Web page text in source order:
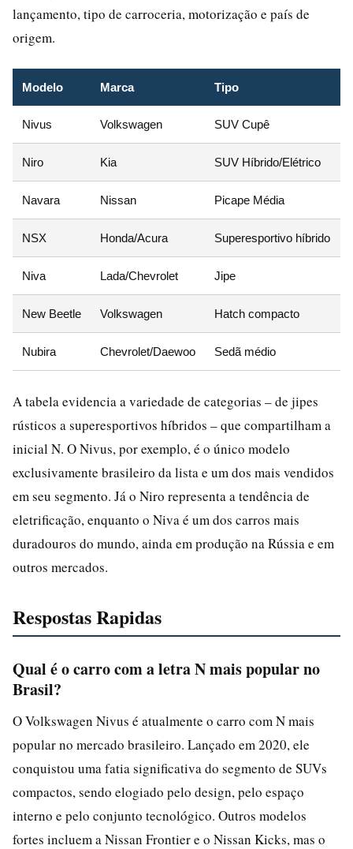
lançamento, tipo de carroceria, motorização e país de
origem.
Modelo Marca Tipo
Nivus Volkswagen SUV Cupê
Niro Kia SUV Híbrido/Elétrico
Navara Nissan Picape Média
NSX Honda/Acura Superesportivo híbrido
Niva Lada/Chevrolet Jipe
New Beetle Volkswagen Hatch compacto
Nubira Chevrolet/Daewoo Sedã médio
A tabela evidencia a variedade de categorias – de jipes
rústicos a superesportivos híbridos – que compartilham a
inicial N. O Nivus, por exemplo, é o único modelo
exclusivamente brasileiro da lista e um dos mais vendidos
em seu segmento. Já o Niro representa a tendência de
eletrificação, enquanto o Niva é um dos carros mais
duradouros do mundo, ainda em produção na Rússia e em
outros mercados.
Respostas Rapidas
Qual é o carro com a letra N mais popular no
Brasil?
O Volkswagen Nivus é atualmente o carro com N mais
popular no mercado brasileiro. Lançado em 2020, ele
conquistou uma fatia significativa do segmento de SUVs
compactos, sendo elogiado pelo design, pelo espaço
interno e pelo conjunto tecnológico. Outros modelos
fortes incluem a Nissan Frontier e o Nissan Kicks, mas o